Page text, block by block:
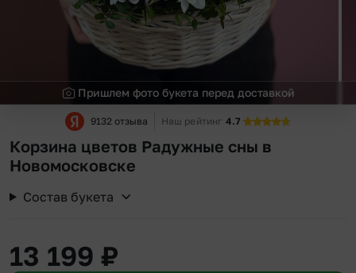
Пришлем фото букета перед доставкой
9132 отзыва Наш рейтинг 4.7
Корзина цветов Радужные сны в
Новомосковске
Состав букета
13 199 ₽